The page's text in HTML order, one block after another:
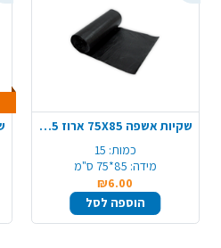
שקיות אשפה 75X85 ארוז 15 - שחור
כמות: 15
מידה: 85*75 ס"מ
₪6.00
הוספה לסל